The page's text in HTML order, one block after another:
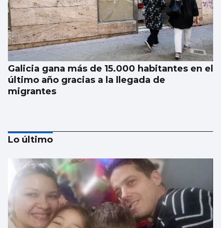
Galicia gana más de 15.000 habitantes en el
último año gracias a la llegada de
migrantes
Lo último